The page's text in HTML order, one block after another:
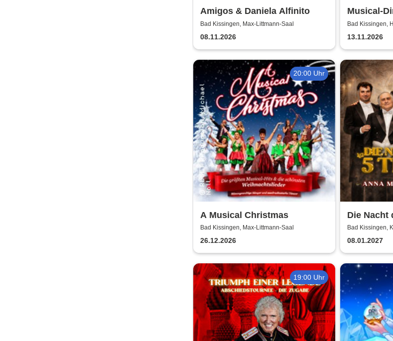
Amigos & Daniela Alfinito
Bad Kissingen, Max-Littmann-Saal
08.11.2026
Musical-
Bad Kissingen,
13.11.2026
20:00 Uhr
A Musical Christmas
Bad Kissingen, Max-Littmann-Saal
26.12.2026
Die Nacht
Anna
Bad Kissingen,
08.01.2027
19:00 Uhr